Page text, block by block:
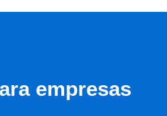
empresas